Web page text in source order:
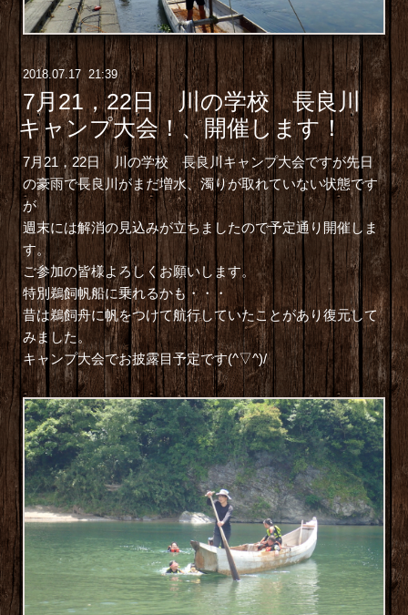
2018. 07.17 21:39
7月21，22日 川の学校 長良川
キャンプ大会！、開催します！
7月21，22日 川の学校 長良川キャンプ大会ですが先日
の豪雨で長良川がまだ増水、濁りが取れていない状態です
が
週末には解消の見込みが立ちましたので予定通り開催しま
す。
ご参加の皆様よろしくお願いします。
特別鵜飼帆船に乗れるかも・・・
昔は鵜飼舟に帆をつけて航行していたことがあり復元して
みました。
キャンプ大会でお披露目予定です(^▽^)/